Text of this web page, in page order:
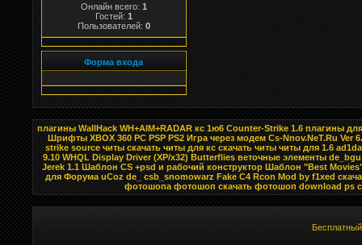
Онлайн всего: 1
Гостей: 1
Пользователей: 0
Форма входа
плагины WallHack WH+AIM+RADAR кс 1ю6 Counter-Strike 1.6 плагины
Шрифты XBOX 360 PC PSP PS2 Игра через модем Cs-Nnov.NeT.Ru
strike source читы скачать читы для кс скачать читы читы для 1.6
9.10 WHQL Display Driver (XP/x32) Butterflies веточные элементы
Jerek 1.1 Шаблон CS +psd и рабочий конструктор Шаблон "Best
для Форума uCoz de_ csb_snomowarz Fake C4 Rcon Mod by f1xed
фотошопа фотошоп скачать фотошоп download ps